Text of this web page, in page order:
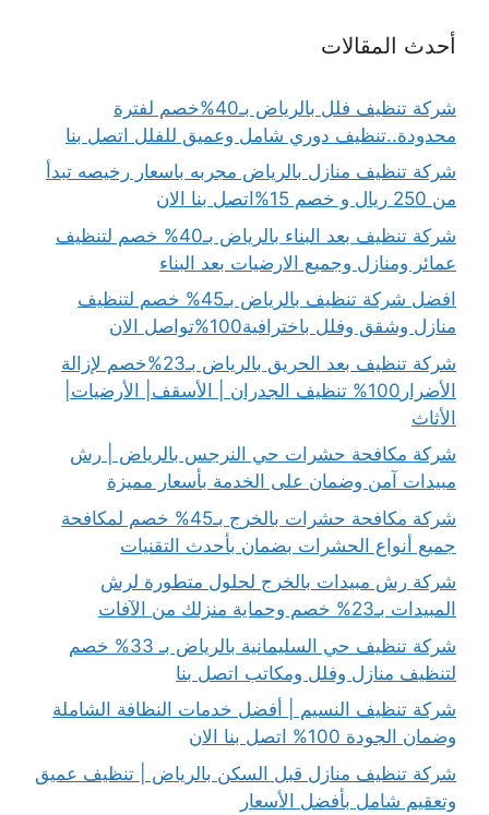
أحدث المقالات
شركة تنظيف فلل بالرياض بـ40%خصم لفترة
محدودة..تنظيف دوري شامل وعميق للفلل اتصل بنا
شركة تنظيف منازل بالرياض مجربه باسعار رخيصه تبدأ
من 250 ريال و خصم 15%اتصل بنا الان
شركة تنظيف بعد البناء بالرياض بـ40% خصم لتنظيف
عمائر ومنازل وجميع الارضيات بعد البناء
افضل شركة تنظيف بالرياض بـ45% خصم لتنظيف
منازل وشقق وفلل باخترافية100%تواصل الان
شركة تنظيف بعد الحريق بالرياض بـ23%خصم لإزالة
الأضرار100% تنظيف الجدران | الأسقف| الأرضيات|
الأثاث
شركة مكافحة حشرات حي النرجس بالرياض | رش
مبيدات آمن وضمان على الخدمة بأسعار مميزة
شركة مكافحة حشرات بالخرج بـ45% خصم لمكافحة
جميع أنواع الحشرات بضمان بأحدث التقنيات
شركة رش مبيدات بالخرج لحلول متطورة لرش
المبيدات بـ23% خصم وحماية منزلك من الآفات
شركة تنظيف حي السليمانية بالرياض بـ 33% خصم
لتنظيف منازل وفلل ومكاتب اتصل بنا
شركة تنظيف النسيم | أفضل خدمات النظافة الشاملة
وضمان الجودة 100% اتصل بنا الان
شركة تنظيف منازل قبل السكن بالرياض | تنظيف عميق
وتعقيم شامل بأفضل الأسعار